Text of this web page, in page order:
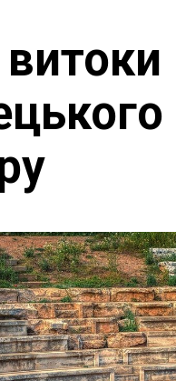
витоки